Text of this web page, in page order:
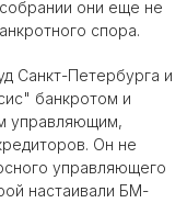
они еще не
спора.
Санкт-Петербурга и
банкротом и
управляющим,
Он не
управляющего
настаивали БМ-